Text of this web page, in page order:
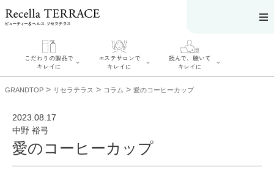
こだわりの製品で
キレイに
こだわりの製品
でキレイに
エステサロンで
キレイに
エステサロンで
読んで、聴いて
キレイに
レイに
GRANDTOP > リセラテラス > コラム > 愛のコーヒーカップ
2023.08.17
中野 裕弓
愛のコーヒーカップ